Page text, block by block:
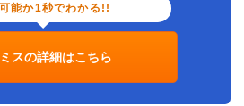
能か1秒でわかる!!
スの詳細はこちら